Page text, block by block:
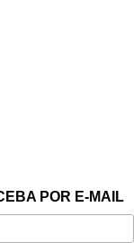
POR E-MAIL